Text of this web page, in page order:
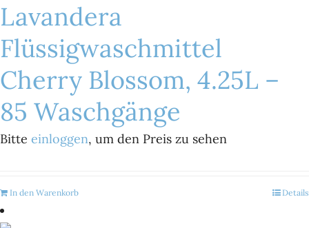
Lavandera
Flüssigwaschmittel
Cherry Blossom, 4.25L –
85 Waschgänge
Bitte einloggen, um den Preis zu sehen
In den Warenkorb Details